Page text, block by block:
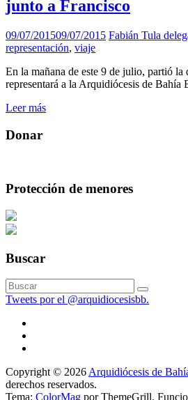
junto a Francisco
09/07/201509/07/2015 Fabián Tula
representación, viaje
En la mañana de este 9 de julio, partió la
representará a la Arquidiócesis de Bahía
Leer más
Donar
Protección de menores
Buscar
Tweets por el @arquidiocesisbb.
Copyright © 2026Arquidiócesis de
derechos reservados.
Tema: ColorMag por ThemeGrill.